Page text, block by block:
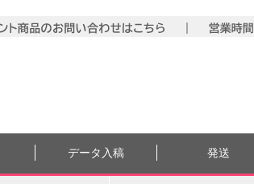
データ入稿 発送